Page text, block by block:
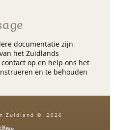
documentatie zijn
het Zuidlands
op en help ons het
en te behouden
Zuidland © 2026